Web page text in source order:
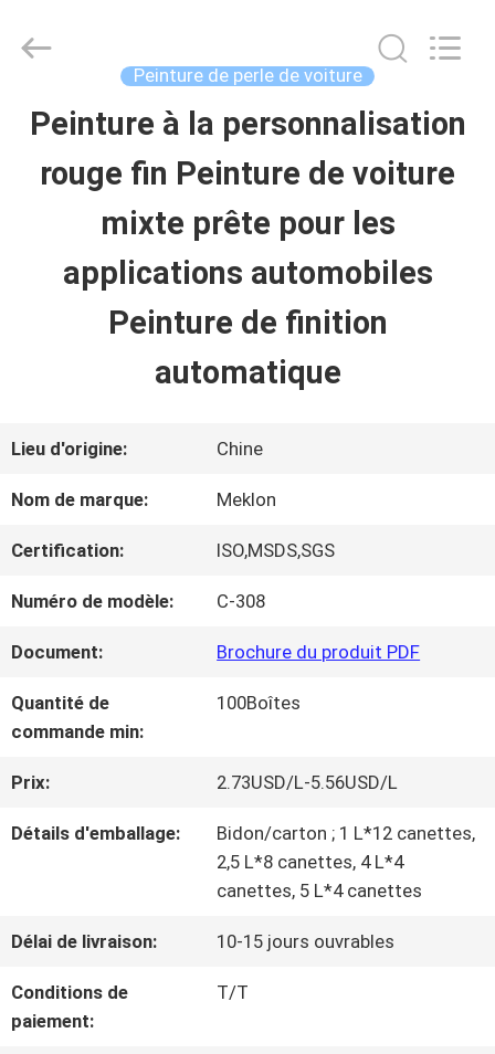
APERÇU
PRODUITS
VIDÉOS
VISITE
D'USINE
CONTRÔLE
DE
LA
Meklon
Peinture de perle de voiture
Peinture à la personnalisation
rouge fin Peinture de voiture
mixte prête pour les
applications automobiles
Peinture de finition
automatique
Lieu d'origine: Chine
Nom de marque: Meklon
Certification: ISO,MSDS,SGS
Numéro de modèle: C-308
Document: Brochure du produit PDF
Quantité de
commande min:
100Boîtes
Prix: 2.73USD/L-5.56USD/L
Détails d'emballage:
Bidon/carton ; 1 L*12 canettes,
2,5 L*8 canettes, 4 L*4
canettes, 5 L*4 canettes
Délai de livraison: 10-15 jours ouvrables
Conditions de
paiement:
T/T